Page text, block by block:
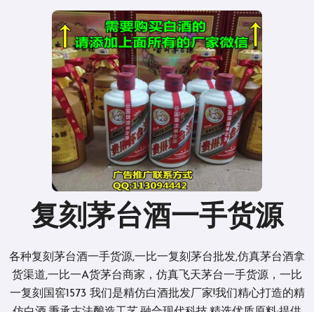
复刻茅台酒一手货源
各种复刻茅台酒一手货源,一比一复刻茅台批发,仿真茅台酒拿
货渠道,一比一A货茅台商家，仿真飞天茅台一手货源，一比
一复刻国窖1573 我们是精仿白酒批发厂家!我们精心打造的精